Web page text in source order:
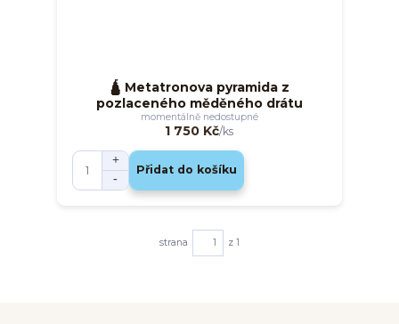
🛕 Metatronova pyramida z
pozlaceného měděného drátu
1 750 Kč/ks
momentálně nedostupné
Přidat do košíku
strana z 1